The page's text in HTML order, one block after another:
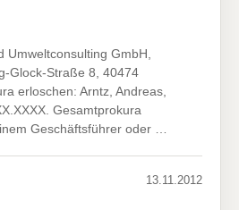
Umweltconsulting GmbH,
Glock-Straße 8, 40474
erloschen: Arntz, Andreas,
Gesamtprokura
Geschäftsführer oder …
13.11.2012